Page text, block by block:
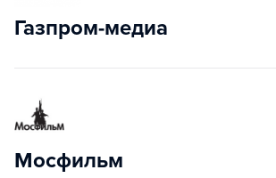
Газпром-медиа
Мосфильм